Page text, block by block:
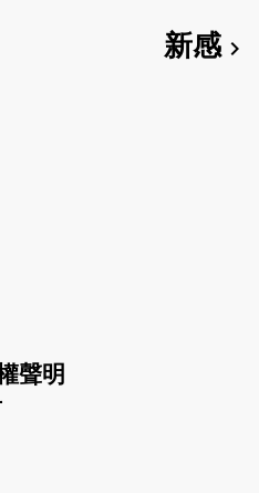
新感chevron_right
聲明